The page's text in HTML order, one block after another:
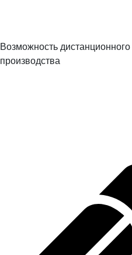
Возможность
производства